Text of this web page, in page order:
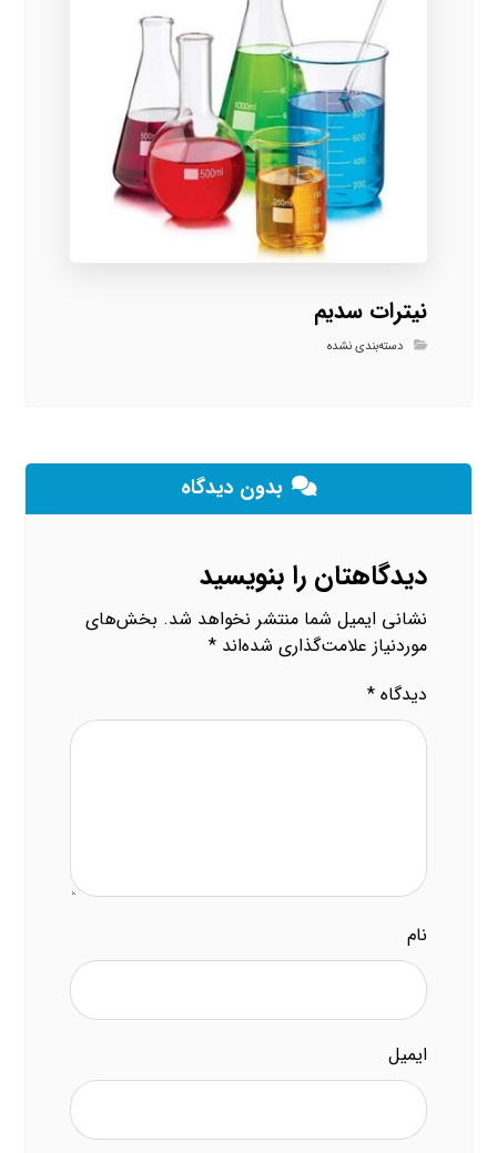
نیترات سدیم
دسته‌بندی نشده
بدون دیدگاه
دیدگاهتان را بنویسید
نشانی ایمیل شما منتشر نخواهد شد. بخش‌های
موردنیاز علامت‌گذاری شده‌اند*
دیدگاه*
نام
ایمیل